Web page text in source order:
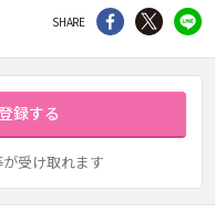
SHARE シェア Twitter
録する
受け取れます